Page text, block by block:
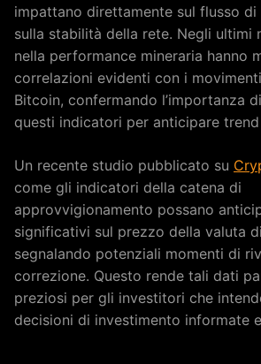
impattano direttamente sul flusso di
sulla stabilità della rete. Negli ultimi
nella performance mineraria hanno
correlazioni evidenti con i
Bitcoin, confermando l’importanza
questi indicatori per anticipare
Un recente studio pubblicato su
come gli indicatori della catena di
approvvigionamento possano
significativi sul prezzo della valuta
segnalando potenziali momenti di
correzione. Questo rende tali dati
preziosi per gli investitori che
decisioni di investimento informate